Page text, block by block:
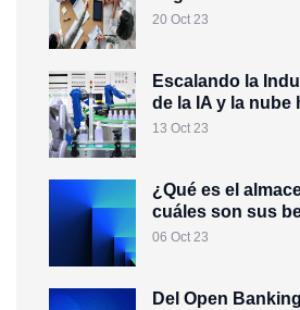
20 Oct 23
Escalando la
de la IA y la nube
13 Oct 23
¿Qué es el
cuáles son sus
06 Oct 23
Del Open